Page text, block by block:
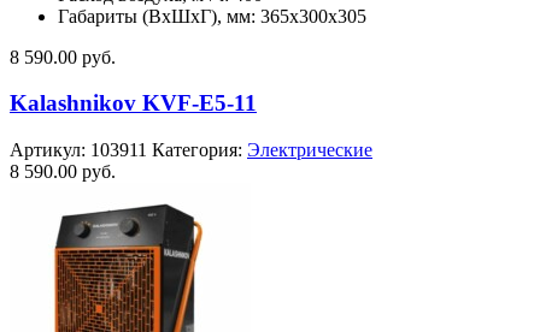
Габариты (ВхШхГ), мм: 365x300x305
8 590.00 руб.
Kalashnikov KVF-E5-11
Артикул: 103911 Категория: Электрические
8 590.00 руб.